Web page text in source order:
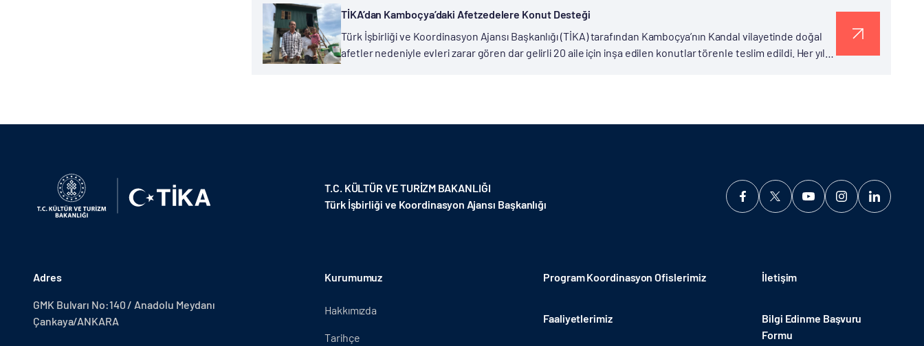
TİKA’dan Kamboçya’daki Afetzedelere Konut Desteği
Türk İşbirliği ve Koordinasyon Ajansı Başkanlığı (TİKA) tarafından Kamboçya’nın Kandal vilayetinde doğal
afetler nedeniyle evleri zarar gören dar gelirli 20 aile için inşa edilen konutlar törenle teslim edildi. Her yıl
T.C. KÜLTÜR VE TURİZM BAKANLIĞI
Türk İşbirliği ve Koordinasyon Ajansı Başkanlığı
Adres
GMK Bulvarı No:140 / Anadolu Meydanı
Çankaya/ANKARA
Kurumumuz
Hakkımızda
Tarihçe
Program Koordinasyon Ofislerimiz
Faaliyetlerimiz
İletişim
Bilgi Edinme Başvuru
Formu